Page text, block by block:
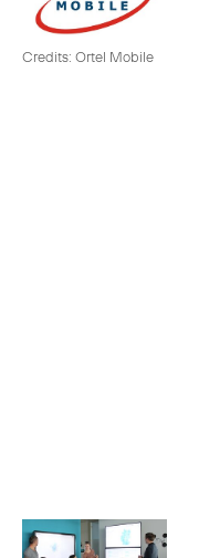
Credits: Ortel Mobile